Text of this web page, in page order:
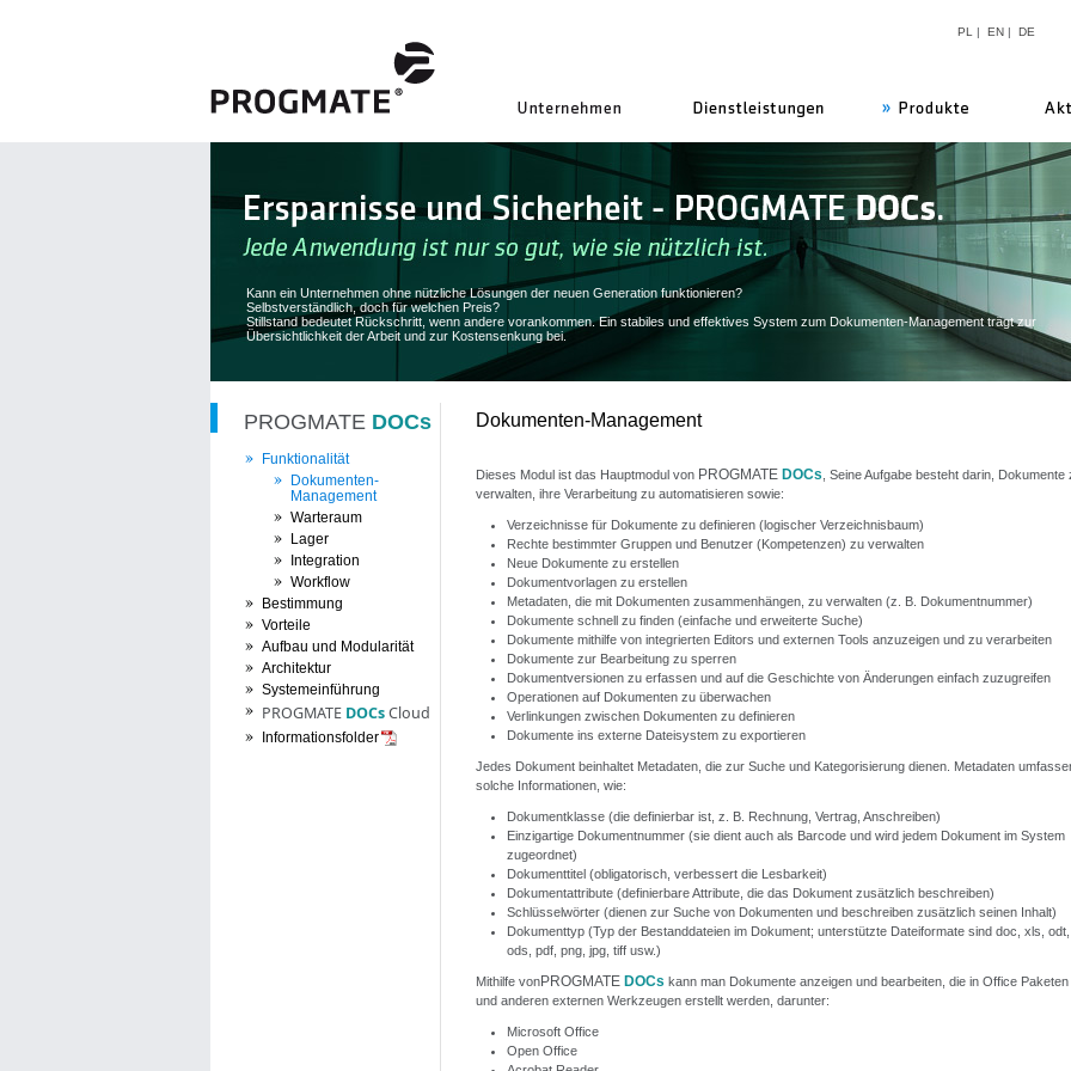
PL | EN| DE
Kann ein Unternehmen ohne nützliche Lösungen der neuen Generation funktionieren?
Selbstverständlich, doch für welchen Preis?
Stillstand bedeutet Rückschritt, wenn andere vorankommen. Ein stabiles und effektives System zum Dokumenten-Management trägt zur
Übersichtlichkeit der Arbeit und zur Kostensenkung bei.
PROGMATE DOCs
Funktionalität
Dokumenten-
Management
Warteraum
Lager
Integration
Workflow
Bestimmung
Vorteile
Aufbau und Modularität
Architektur
Systemeinführung
PROGMATE DOCsCloud
Informationsfolder
Dokumenten-Management
Dieses Modul ist das Hauptmodul von PROGMATE DOCs , Seine Aufgabe besteht darin, Dokumente
verwalten, ihre Verarbeitung zu automatisieren sowie:
Verzeichnisse für Dokumente zu definieren (logischer Verzeichnisbaum)
Rechte bestimmter Gruppen und Benutzer (Kompetenzen) zu verwalten
Neue Dokumente zu erstellen
Dokumentvorlagen zu erstellen
Metadaten, die mit Dokumenten zusammenhängen, zu verwalten (z. B. Dokumentnummer)
Dokumente schnell zu finden (einfache und erweiterte Suche)
Dokumente mithilfe von integrierten Editors und externen Tools anzuzeigen und zu verarbeiten
Dokumente zur Bearbeitung zu sperren
Dokumentversionen zu erfassen und auf die Geschichte von Änderungen einfach zuzugreifen
Operationen auf Dokumenten zu überwachen
Verlinkungen zwischen Dokumenten zu definieren
Dokumente ins externe Dateisystem zu exportieren
Jedes Dokument beinhaltet Metadaten, die zur Suche und Kategorisierung dienen. Metadaten
solche Informationen, wie:
Dokumentklasse (die definierbar ist, z. B. Rechnung, Vertrag, Anschreiben)
Einzigartige Dokumentnummer (sie dient auch als Barcode und wird jedem Dokument im System
zugeordnet)
Dokumenttitel (obligatorisch, verbessert die Lesbarkeit)
Dokumentattribute (definierbare Attribute, die das Dokument zusätzlich beschreiben)
Schlüsselwörter (dienen zur Suche von Dokumenten und beschreiben zusätzlich seinen Inhalt)
Dokumenttyp (Typ der Bestanddateien im Dokument; unterstützte Dateiformate sind doc, xls, odt,
ods, pdf, png, jpg, tiff usw.)
Mithilfe vonPROGMATE DOCs kann man Dokumente anzeigen und bearbeiten, die in Office Paketen
und anderen externen Werkzeugen erstellt werden, darunter:
Microsoft Office
Open Office